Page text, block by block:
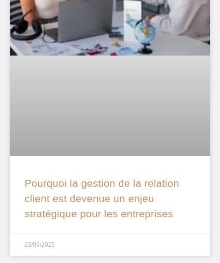
Pourquoi la gestion de la relation
client est devenue un enjeu
stratégique pour les entreprises
23/09/2025